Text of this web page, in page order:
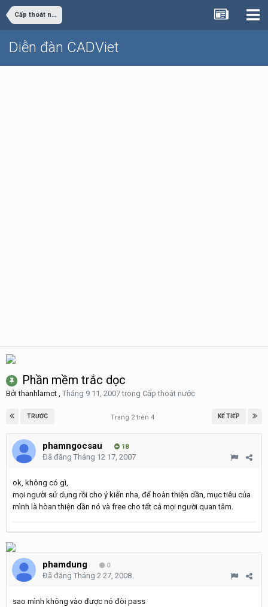
Cấp thoát nước
Diễn đàn CADViet
Phần mềm trắc dọc
Bởithanhlamct , Tháng 9 11, 2007trong Cấp thoát nước
TRƯỚC KẾ TIẾP
Trang 2 trên 4
phamngocsau 18
Đã đăng Tháng 12 17, 2007
ok, không có gì,
mọi người sử dụng rồi cho ý kiến nha, để hoàn thiện dần, mục tiêu của
mình là hòan thiện dần nó và free cho tất cả mọi người quan tâm.
phamdung 0
Đã đăng Tháng 2 27, 2008
sao mình không vào được nó đòi pass